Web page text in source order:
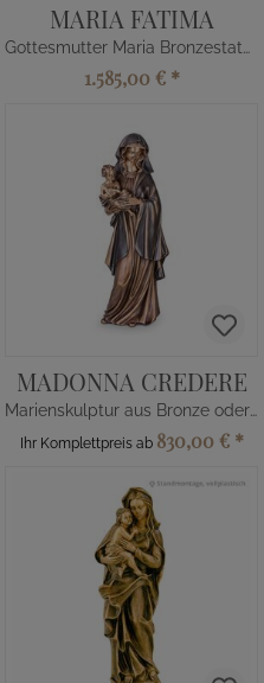
MARIA FATIMA
Gottesmutter Maria Bronzestatue
1.585,00 € *
MADONNA CREDERE
Marienskulptur aus Bronze oder Alu
Ihr Komplettpreis ab 830,00 € *